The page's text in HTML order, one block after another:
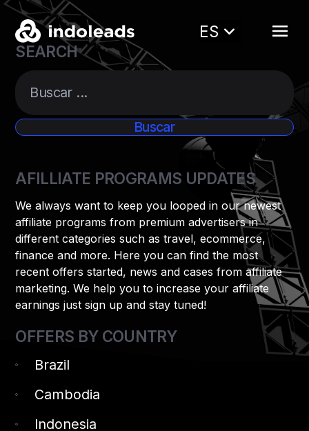
ES
SEARCH
AFILLIATE PROGRAMS UPDATES
We always want to keep you looped in our newest
affiliate programs from premium advertisers in
different categories such as travel, ecommerce,
finance and more. Here you can find the most
recent offers started, news and cases from affiliate
marketing. We help you to increase your affiliate
earnings just sign up and stay tuned!
OFFERS BY COUNTRY
Brazil
Cambodia
Indonesia